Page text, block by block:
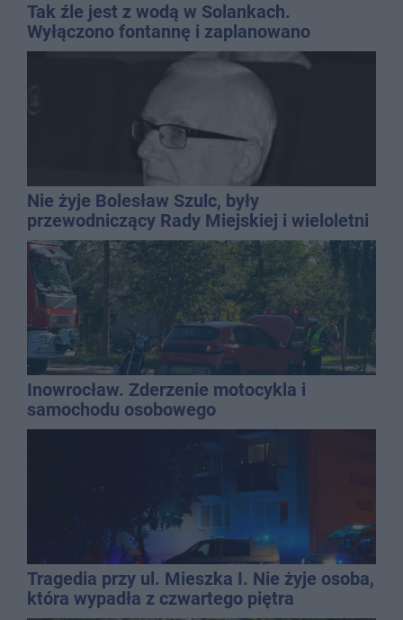
Tak źle jest z wodą w Solankach.
Wyłączono fontannę i zaplanowano
dolewkę
Nie żyje Bolesław Szulc, były
przewodniczący Rady Miejskiej i wieloletni
dyrektor SP 14
Inowrocław. Zderzenie motocykla i
samochodu osobowego
Tragedia przy ul. Mieszka I. Nie żyje osoba,
która wypadła z czwartego piętra